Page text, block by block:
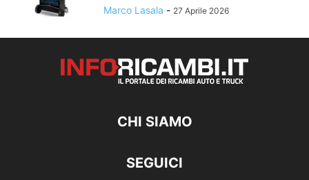
Marco Lasala - 27 Aprile 2026
CHI SIAMO
SEGUICI